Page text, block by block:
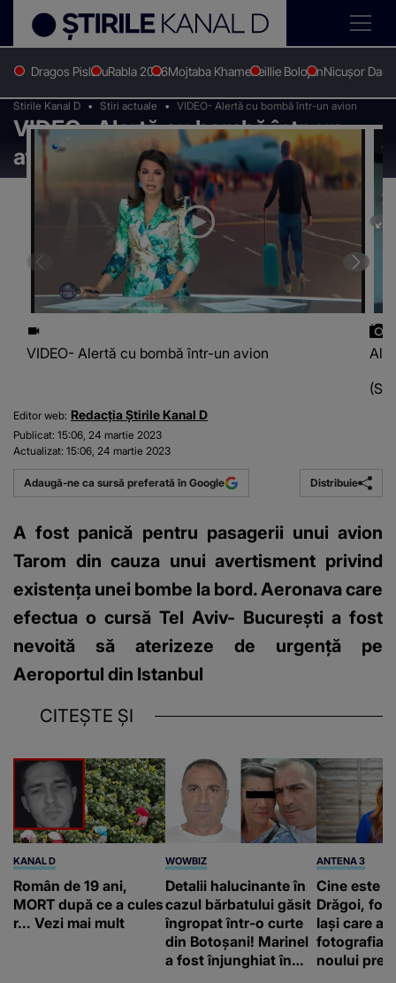
Dragos PislaruRabla 2026Mojtaba KhameneiIlie BolojanNicușor Dan
Stirile Kanal D Stiri actuale VIDEO- Alertă cu bombă într-un avion
VIDEO- Alertă cu bombă într-un
avion
VIDEO- Alertă cu bombă într-un avion
Editor web: Redacția Știrile Kanal D
Publicat: 15:06, 24 martie 2023
Actualizat: 15:06, 24 martie 2023
Adaugă-ne ca sursă preferată în Google Distribuie
A fost panică pentru pasagerii unui avion
Tarom din cauza unui avertisment privind
existența unei bombe la bord. Aeronava care
efectua o cursă Tel Aviv- București a fost
nevoită să aterizeze de urgență pe
Aeroportul din Istanbul
CITEȘTE ȘI
KANAL D
Român de 19 ani,
MORT după ce a cules
r... Vezi mai mult
WOWBIZ
Detalii halucinante în
cazul bărbatului găsit
îngropat într-o curte
din Botoșani! Marinel
a fost înjunghiat în
ANTENA 3
Cine este
Drăgoi,
Iași care a
fotografia
noului